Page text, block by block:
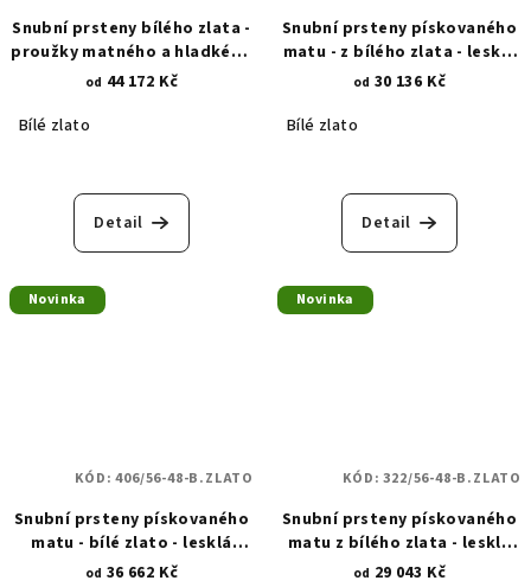
Snubní prsteny bílého zlata -
proužky matného a hladkého
lesku se zirkony 1303
od 44 172 Kč
Bílé zlato
Detail
Snubní prsteny pískovaného
matu - z bílého zlata - lesklá
asymetrická povrchová
od 30 136 Kč
Bílé zlato
Detail
Novinka
Snubní prsteny pískovaného
matu - bílé zlato - lesklá
asymetrická povrchová
od 36 662 Kč
KÓD:406/56-48-B.ZLATO
Novinka
Snubní prsteny pískovaného
matu z bílého zlata - lesklá
povrchová rytina - zkosené
od 29 043 Kč
KÓD:322/56-48-B.ZLATO